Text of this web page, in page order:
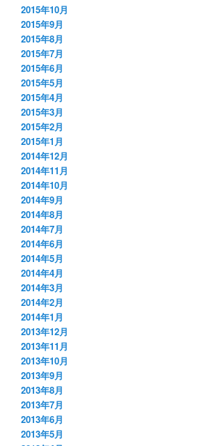
2015年10月
2015年9月
2015年8月
2015年7月
2015年6月
2015年5月
2015年4月
2015年3月
2015年2月
2015年1月
2014年12月
2014年11月
2014年10月
2014年9月
2014年8月
2014年7月
2014年6月
2014年5月
2014年4月
2014年3月
2014年2月
2014年1月
2013年12月
2013年11月
2013年10月
2013年9月
2013年8月
2013年7月
2013年6月
2013年5月